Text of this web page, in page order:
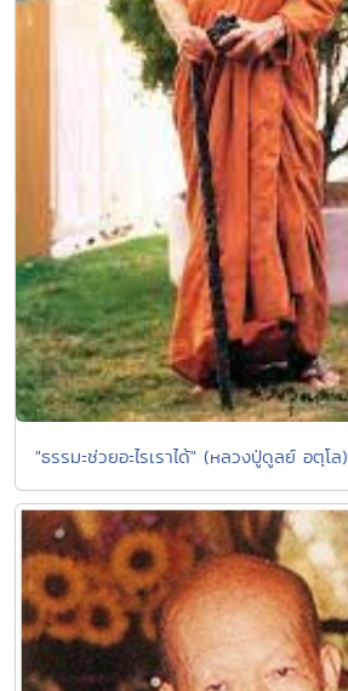
"ธรรมะช่วยอะไรเราได้" (หลวงปู่ดูลย์ อตุโล)